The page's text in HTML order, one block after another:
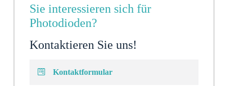
Sie interessieren sich für
Photodioden?
Kontaktieren Sie uns!
Kontaktformular